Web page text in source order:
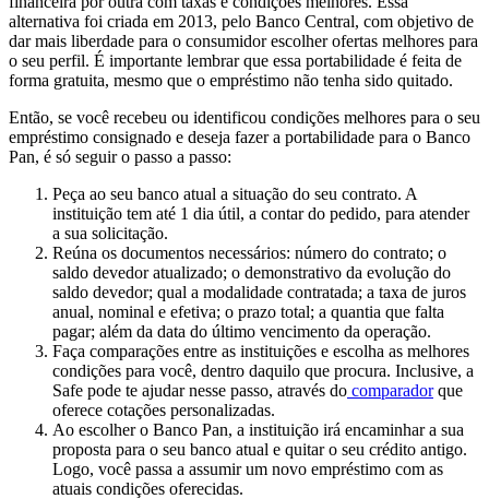
alternativa foi criada em 2013, pelo Banco Central, com objetivo de
dar mais liberdade para o consumidor escolher ofertas melhores para
o seu perfil. É importante lembrar que essa portabilidade é feita de
forma gratuita, mesmo que o empréstimo não tenha sido quitado.
Então, se você recebeu ou identificou condições melhores para o seu
empréstimo consignado e deseja fazer a portabilidade para o Banco
Pan, é só seguir o passo a passo:
Peça ao seu banco atual a situação do seu contrato. A
instituição tem até 1 dia útil, a contar do pedido, para atender
a sua solicitação.
Reúna os documentos necessários: número do contrato; o
saldo devedor atualizado; o demonstrativo da evolução do
saldo devedor; qual a modalidade contratada; a taxa de juros
anual, nominal e efetiva; o prazo total; a quantia que falta
pagar; além da data do último vencimento da operação.
Faça comparações entre as instituições e escolha as melhores
condições para você, dentro daquilo que procura. Inclusive, a
Safe pode te ajudar nesse passo, através do comparadorque
oferece cotações personalizadas.
Ao escolher o Banco Pan, a instituição irá encaminhar a sua
proposta para o seu banco atual e quitar o seu crédito antigo.
Logo, você passa a assumir um novo empréstimo com as
atuais condições oferecidas.